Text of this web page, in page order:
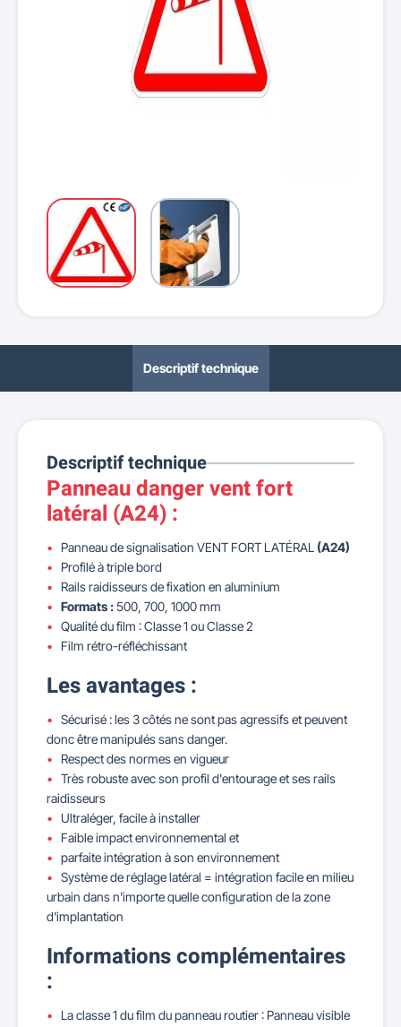
Descriptif technique
Descriptif technique
Panneau danger vent fort
latéral (A24) :
Panneau de signalisation VENT FORT LATÉRAL (A24)
Profilé à triple bord
Rails raidisseurs de fixation en aluminium
Formats : 500, 700, 1000 mm
Qualité du film : Classe 1 ou Classe 2
Film rétro-réfléchissant
Les avantages :
Sécurisé : les 3 côtés ne sont pas agressifs et peuvent
donc être manipulés sans danger.
Respect des normes en vigueur
Très robuste avec son profil d'entourage et ses rails
raidisseurs
Ultraléger, facile à installer
Faible impact environnemental et
parfaite intégration à son environnement
Système de réglage latéral = intégration facile en milieu
urbain dans n'importe quelle configuration de la zone
d'implantation
Informations complémentaires
:
La classe 1 du film du panneau routier : Panneau visible